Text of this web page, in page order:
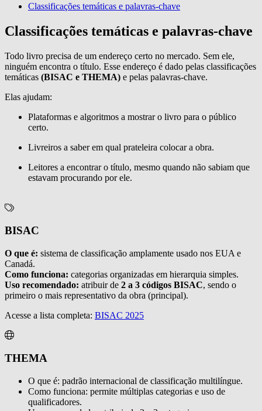
Classificações temáticas e palavras-chave
Classificações temáticas e palavras-chave
Todo livro precisa de um endereço certo no mercado. Sem ele,
ninguém encontra o título. Esse endereço é dado pelas classificações
temáticas (BISAC e THEMA) e pelas palavras-chave.
Elas ajudam:
Plataformas e algoritmos a mostrar o livro para o público
certo.
Livreiros a saber em qual prateleira colocar a obra.
Leitores a encontrar o título, mesmo quando não sabiam que
estavam procurando por ele.
BISAC
O que é: sistema de classificação amplamente usado nos EUA e
Canadá.
Como funciona: categorias organizadas em hierarquia simples.
Uso recomendado: atribuir de 2 a 3 códigos BISAC, sendo o
primeiro o mais representativo da obra (principal).
Acesse a lista completa: BISAC 2025
THEMA
O que é: padrão internacional de classificação multilíngue.
Como funciona: permite múltiplas categorias e uso de
qualificadores.